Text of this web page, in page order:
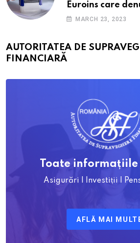
Euroins care
RCA? Toți pașii
MARCH 23, 2023
AUTORITATEA DE
FINANCIARĂ
Toate informațiile
Asigurări | Investiții |
AFLĂ MAI